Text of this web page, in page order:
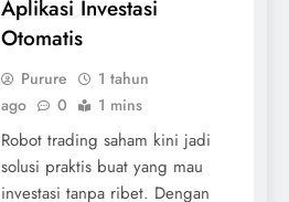
Aplikasi Investasi
Otomatis
Purure
1 tahun
ago
0 1 mins
Robot trading saham kini jadi
solusi praktis buat yang mau
investasi tanpa ribet. Dengan